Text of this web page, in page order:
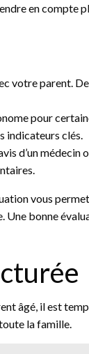
en compte
votre parent.
pour
indicateurs clés.
d’un
vous
bonne
âgé, il est
la famille.